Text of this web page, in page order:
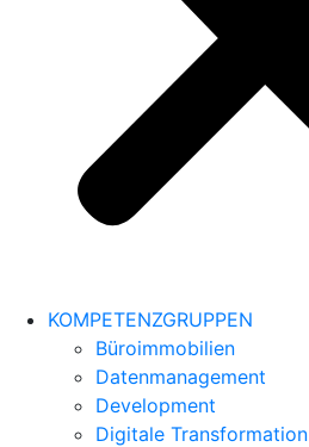
KOMPETENZGRUPPEN
Büroimmobilien
Datenmanagement
Development
Digitale Transformation